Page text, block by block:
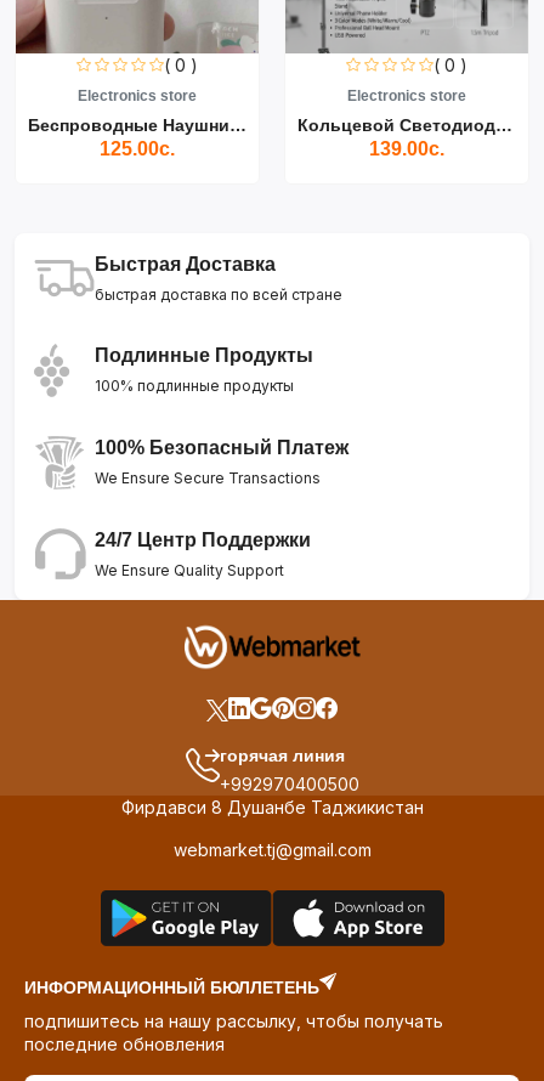
( 0 )
Electronics store
Беспроводные Наушники Air...
125.00с.
( 0 )
Electronics store
Кольцевой Светодиодный Св...
139.00с.
Быстрая Доставка
быстрая доставка по всей стране
Подлинные Продукты
100% подлинные продукты
100% Безопасный Платеж
We Ensure Secure Transactions
24/7 Центр Поддержки
We Ensure Quality Support
горячая линия
+992970400500
Фирдавси 8 Душанбе Таджикистан
webmarket.tj@gmail.com
ИНФОРМАЦИОННЫЙ БЮЛЛЕТЕНЬ
подпишитесь на нашу рассылку, чтобы получать
последние обновления